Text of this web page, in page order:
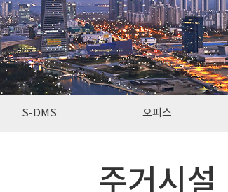
S-DMS 오피스
주거시설